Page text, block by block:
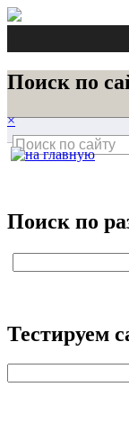
Поиск по
×
Поиск по
Тестируем